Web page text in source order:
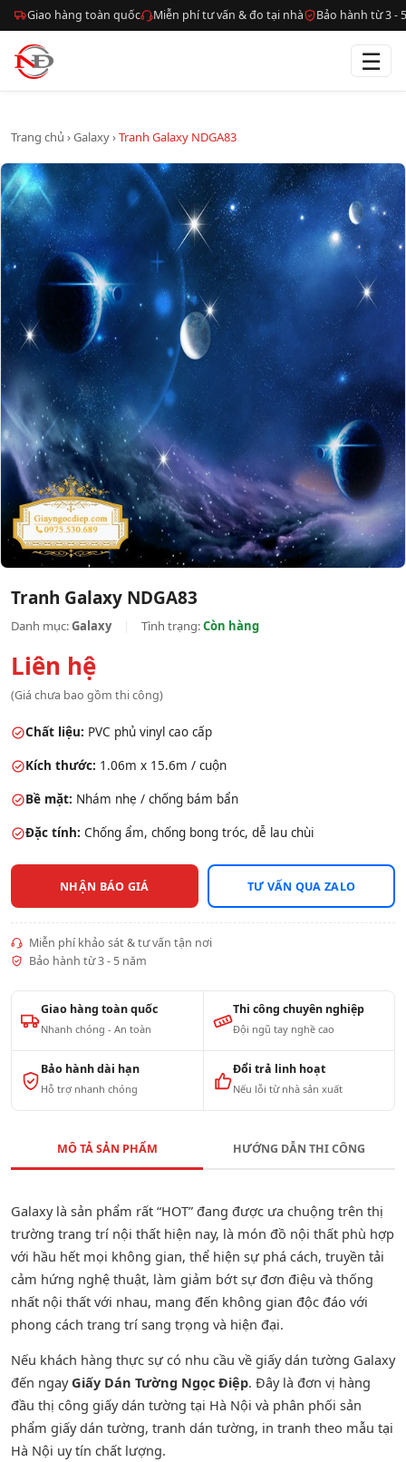
Giao hàng toàn quốc Miễn phí tư vấn & đo tại nhà Bảo hành từ 3 -
☰
Trang chủ ›Galaxy›Tranh Galaxy NDGA83
Tranh Galaxy NDGA83
Danh mục:Galaxy Tình trạng:Còn hàng
Liên hệ
(Giá chưa bao gồm thi công)
Chất liệu: PVC phủ vinyl cao cấp
Kích thước: 1.06m x 15.6m / cuộn
Bề mặt: Nhám nhẹ / chống bám bẩn
Đặc tính: Chống ẩm, chống bong tróc, dễ lau chùi
NHẬN BÁO GIÁ TƯ VẤN QUA ZALO
Miễn phí khảo sát & tư vấn tận nơi
Bảo hành từ 3 - 5 năm
Giao hàng toàn quốc
Nhanh chóng - An toàn
Thi công chuyên nghiệp
Đội ngũ tay nghề cao
Bảo hành dài hạn
Hỗ trợ nhanh chóng
Đổi trả linh hoạt
Nếu lỗi từ nhà sản xuất
MÔ TẢ SẢN PHẨM HƯỚNG DẪN THI CÔNG
Galaxy là sản phẩm rất “HOT” đang được ưa chuộng trên thị
trường trang trí nội thất hiện nay, là món đồ nội thất phù hợp
với hầu hết mọi không gian, thể hiện sự phá cách, truyền tải
cảm hứng nghệ thuật, làm giảm bớt sự đơn điệu và thống
nhất nội thất với nhau, mang đến không gian độc đáo với
phong cách trang trí sang trọng và hiện đại.
Nếu khách hàng thực sự có nhu cầu về giấy dán tường Galaxy
đến ngayGiấy Dán Tường Ngọc Điệp. Đây là đơn vị hàng
đầu thị công giấy dán tường tại Hà Nội và phân phối sản
phẩm giấy dán tường, tranh dán tường, in tranh theo mẫu tại
Hà Nội uy tín chất lượng.